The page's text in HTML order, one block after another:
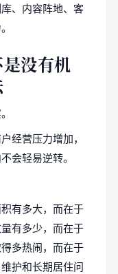
、内容阵地、客
没有机
经营压力增加，
会轻易逆转。
有多大，而在于
有多少，而在于
多热闹，而在于
护和长期居住问